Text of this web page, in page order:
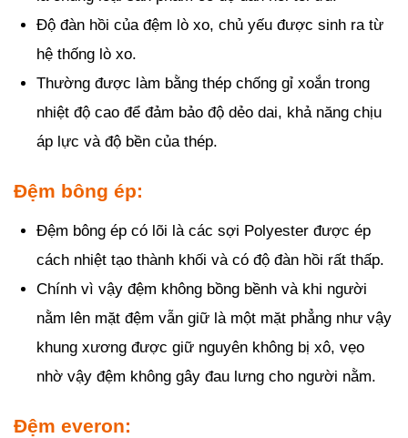
Độ đàn hồi của đệm lò xo, chủ yếu được sinh ra từ
hệ thống lò xo.
Thường được làm bằng thép chống gỉ xoắn trong
nhiệt độ cao để đảm bảo độ dẻo dai, khả năng chịu
áp lực và độ bền của thép.
Đệm bông ép:
Đệm bông ép có lõi là các sợi Polyester được ép
cách nhiệt tạo thành khối và có độ đàn hồi rất thấp.
Chính vì vậy đệm không bồng bềnh và khi người
nằm lên mặt đệm vẫn giữ là một mặt phẳng như vậy
khung xương được giữ nguyên không bị xô, vẹo
nhờ vậy đệm không gây đau lưng cho người nằm.
Đệm everon: